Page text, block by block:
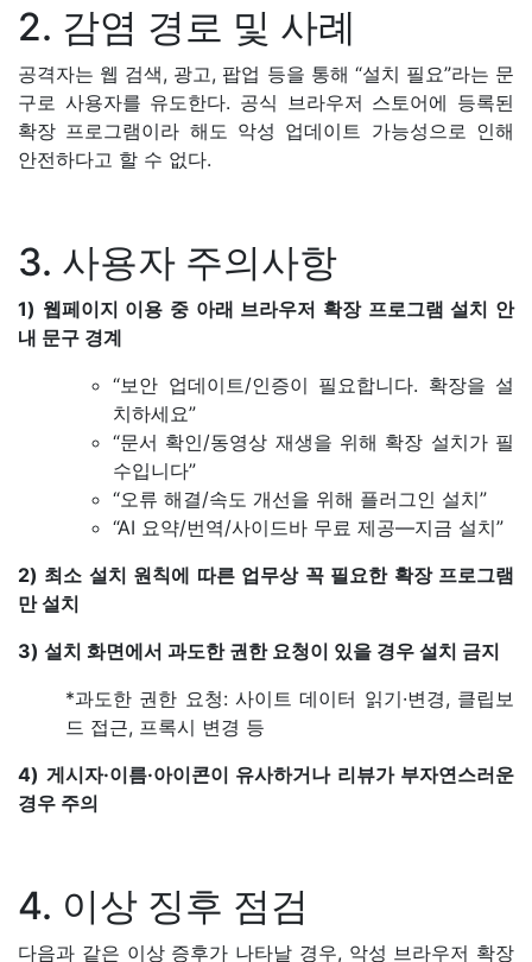
2. 감염 경로 및 사례
공격자는 웹 검색, 광고, 팝업 등을 통해 “설치 필요”라는 문
구로 사용자를 유도한다. 공식 브라우저 스토어에 등록된
확장 프로그램이라 해도 악성 업데이트 가능성으로 인해
안전하다고 할 수 없다.
3. 사용자 주의사항
1) 웹페이지 이용 중 아래 브라우저 확장 프로그램 설치 안
내 문구 경계
“보안 업데이트/인증이 필요합니다. 확장을 설
치하세요”
“문서 확인/동영상 재생을 위해 확장 설치가 필
수입니다”
“오류 해결/속도 개선을 위해 플러그인 설치”
“AI 요약/번역/사이드바 무료 제공—지금 설치”
2) 최소 설치 원칙에 따른 업무상 꼭 필요한 확장 프로그램
만 설치
3) 설치 화면에서 과도한 권한 요청이 있을 경우 설치 금지
*과도한 권한 요청: 사이트 데이터 읽기·변경, 클립보
드 접근, 프록시 변경 등
4) 게시자·이름·아이콘이 유사하거나 리뷰가 부자연스러운
경우 주의
4. 이상 징후 점검
다음과 같은 이상 증후가 나타날 경우, 악성 브라우저 확장